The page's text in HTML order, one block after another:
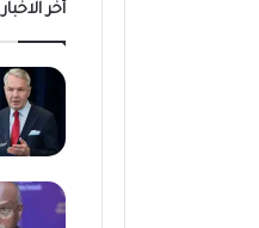
أخر الاخبار